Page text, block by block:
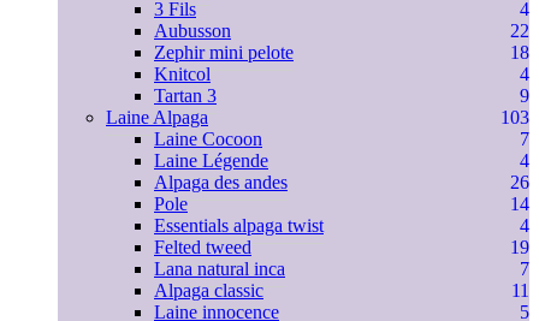
3 Fils
4
Aubusson
22
Zephir mini pelote
18
Knitcol
4
Tartan 3
9
Laine Alpaga
103
Laine Cocoon
7
Laine Légende
4
Alpaga des andes
26
Pole
14
Essentials alpaga twist
4
Felted tweed
19
Lana natural inca
7
Alpaga classic
11
Laine innocence
5